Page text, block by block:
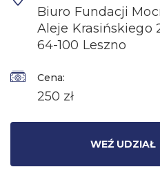
Biuro Fundacji
Aleje Krasińskiego
64-100 Leszno
Cena:
250 zł
WEŹ UDZIAŁ